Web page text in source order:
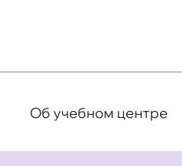
Об учебном центре